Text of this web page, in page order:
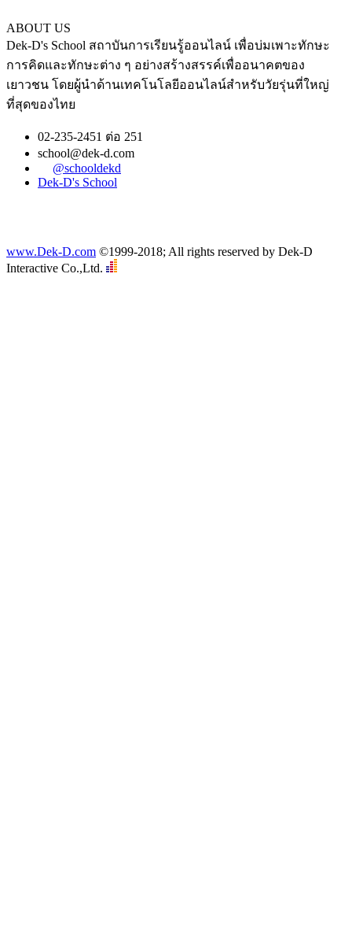
ABOUT US
Dek-D's School สถาบันการเรียนรู้ออนไลน์ เพื่อบ่มเพาะทักษะ
การคิดและทักษะต่าง ๆ อย่างสร้างสรรค์เพื่ออนาคตของ
เยาวชน โดยผู้นำด้านเทคโนโลยีออนไลน์สำหรับวัยรุ่นที่ใหญ่
ที่สุดของไทย
02-235-2451 ต่อ 251
school@dek-d.com
@schooldekd
Dek-D's School
www.Dek-D.com ©1999-2018; All rights reserved by Dek-D
Interactive Co.,Ltd.